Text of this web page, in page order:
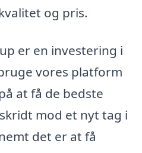
og pris.
er en investering i
vores platform
at få de bedste
mod et nyt tag i
det er at få